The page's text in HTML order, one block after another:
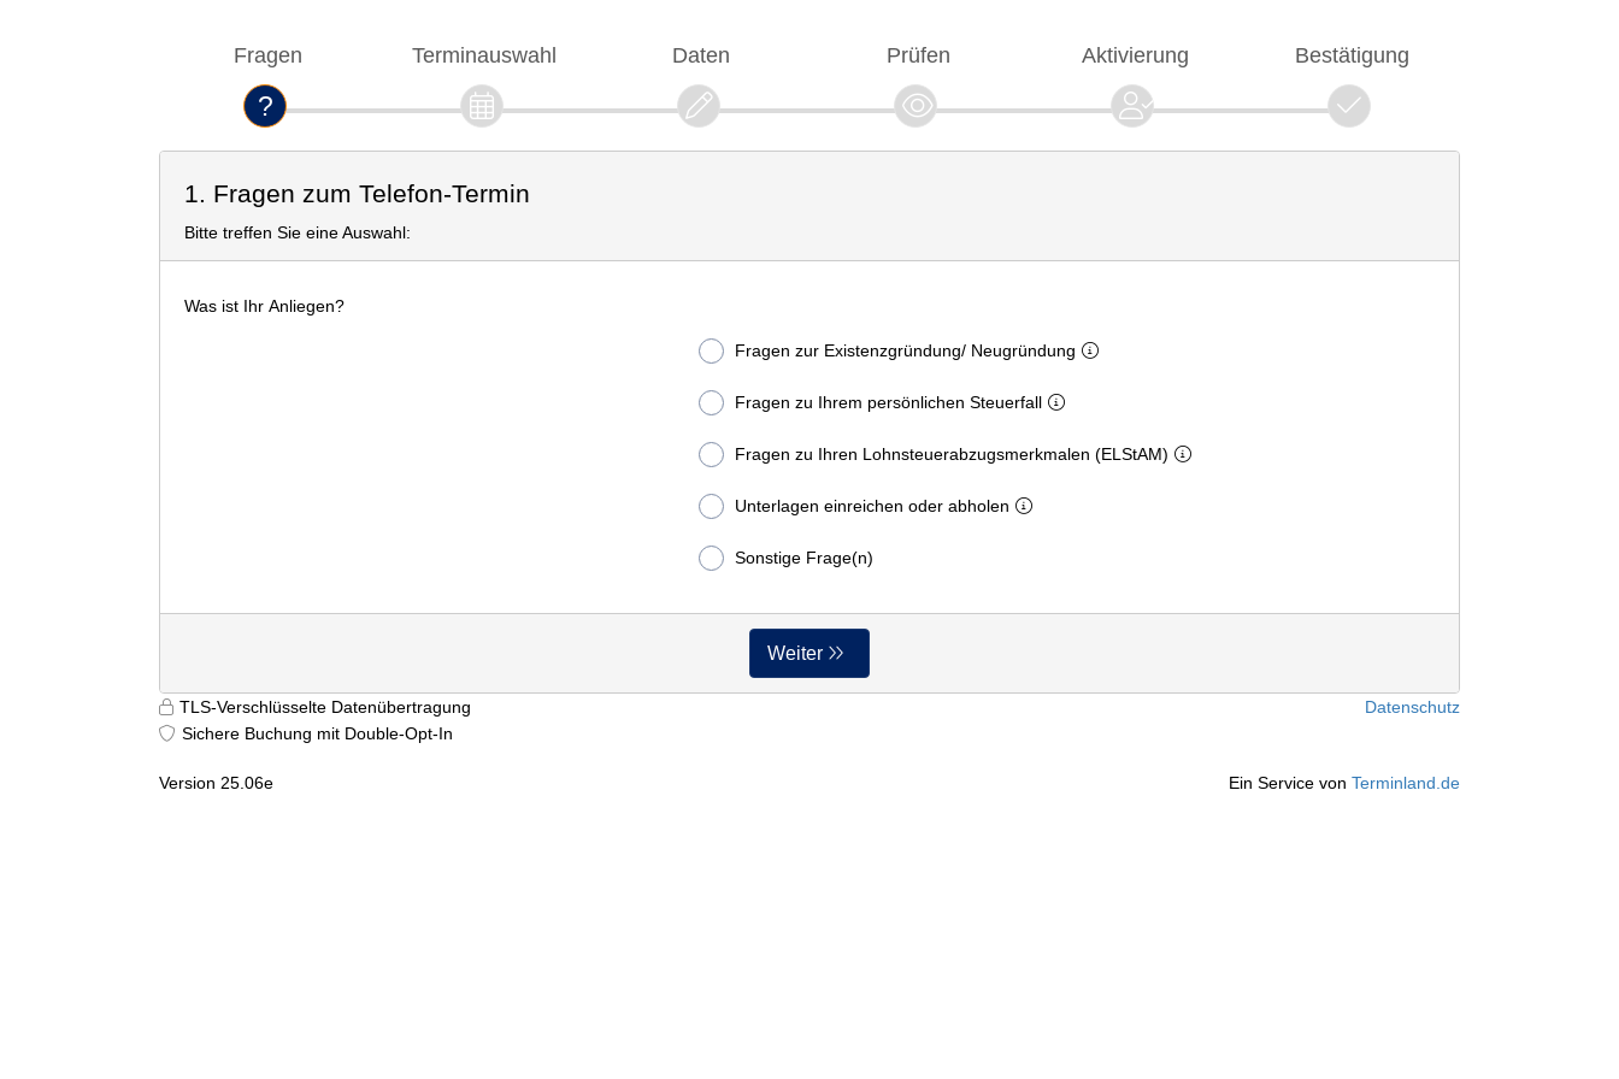
Fragen Terminauswahl Daten Prüfen Aktivierung Bestätigung
1. Fragen zum Telefon-Termin
Bitte treffen Sie eine Auswahl:
Was ist Ihr Anliegen?
Fragen zur Existenzgründung/ Neugründung
Fragen zu Ihrem persönlichen Steuerfall
Fragen zu Ihren Lohnsteuerabzugsmerkmalen (ELStAM)
Unterlagen einreichen oder abholen
Sonstige Frage(n)
Weiter
TLS-Verschlüsselte Datenübertragung
Sichere Buchung mit Double-Opt-In
Datenschutz
Version 25.06e Ein Service von Terminland.de